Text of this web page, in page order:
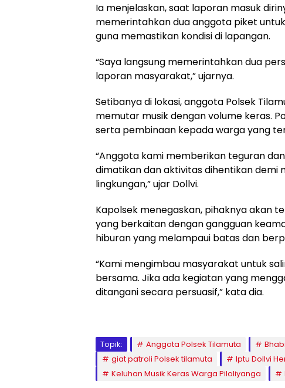
Ia menjelaskan, saat laporan masuk
memerintahkan dua anggota piket
guna memastikan kondisi di lapangan.
“Saya langsung memerintahkan dua
laporan masyarakat,” ujarnya.
Setibanya di lokasi, anggota Polsek
memutar musik dengan volume keras.
serta pembinaan kepada warga yang
“Anggota kami memberikan teguran
dimatikan dan aktivitas dihentikan
lingkungan,” ujar Dollvi.
Kapolsek menegaskan, pihaknya akan
yang berkaitan dengan gangguan
hiburan yang melampaui batas dan
“Kami mengimbau masyarakat untuk
bersama. Jika ada kegiatan yang
ditangani secara persuasif,” kata dia.
Topik: Anggota Polsek Tilamuta
giat patroli Polsek tilamuta
Iptu Dollvi
Keluhan Musik Keras Warga Piloliyanga